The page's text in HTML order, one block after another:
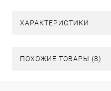
ХАРАКТЕРИСТИКИ
ПОХОЖИЕ ТОВАРЫ (8)